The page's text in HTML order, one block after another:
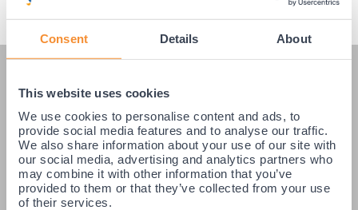
Consent Details About
This website uses cookies
We use cookies to personalise content and ads, to
provide social media features and to analyse our traffic.
We also share information about your use of our site with
our social media, advertising and analytics partners who
may combine it with other information that you’ve
provided to them or that they’ve collected from your use
of their services.
Veelgestelde vragen
Klantenservice
Betaling & Levering
Retourneren / Ruilen